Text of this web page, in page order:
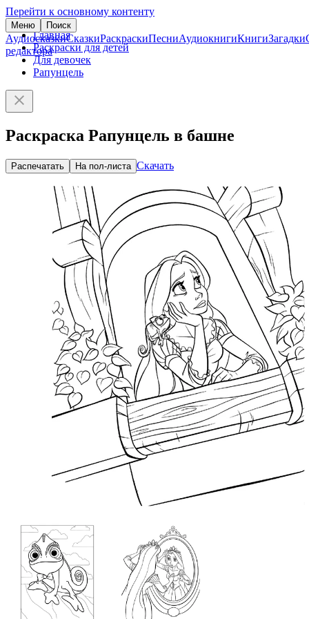
Перейти к основному контенту
Меню Поиск
АудиосказкиСказкиРаскраскиПесниАудиокнигиКнигиЗагадки
редактора
Главная
Раскраски для детей
Для девочек
Рапунцель
Раскраска Рапунцель в башне
Распечатать На пол-листа Скачать